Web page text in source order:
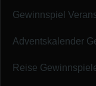
Gewinnspiel
Adventskalender
Reise